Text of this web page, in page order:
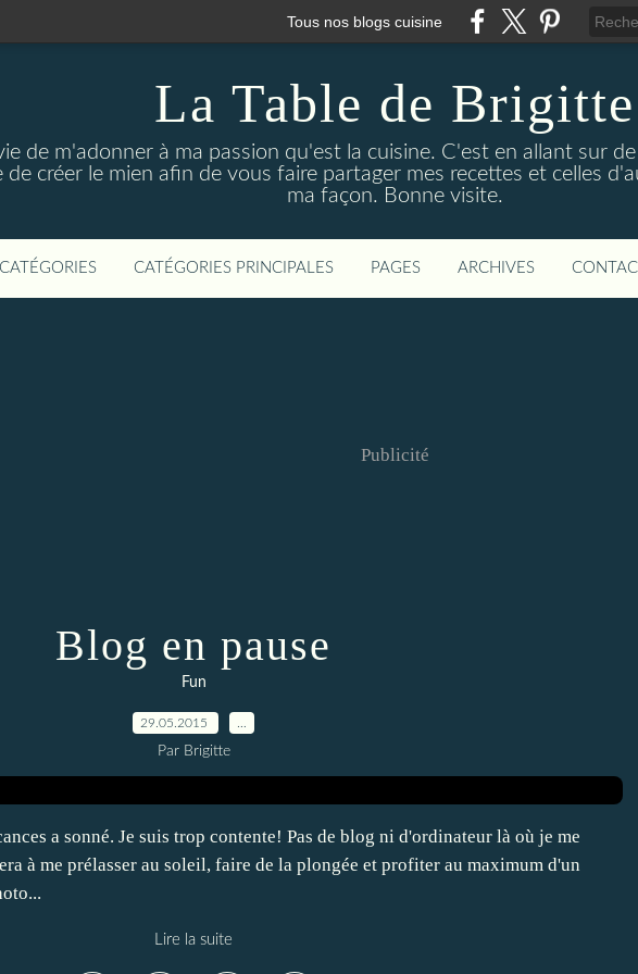
Tous nos blogs cuisine
La Table de Brigitte
de m'adonner à ma passion qu'est la cuisine. C'est en allant sur
de créer le mien afin de vous faire partager mes recettes et celles
ma façon. Bonne visite.
CATÉGORIES CATÉGORIES PRINCIPALES PAGES ARCHIVES
Publicité
Blog en pause
Fun
29.05.2015
Par Brigitte
a sonné. Je suis trop contente! Pas de blog ni d'ordinateur là où je me
à me prélasser au soleil, faire de la plongée et profiter au maximum d'un
Lire la suite